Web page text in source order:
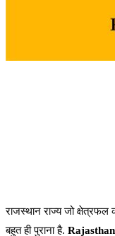
राजस्थान राज्य जो क्षेत्रफल
बहुत ही पुराना है.